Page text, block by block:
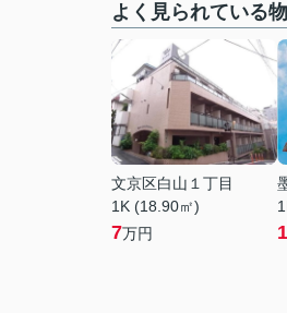
よく見られている
文京区白山１丁目
1K (18.90㎡)
7万円